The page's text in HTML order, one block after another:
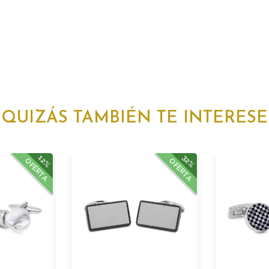
QUIZÁS TAMBIÉN TE INTERESE
12%
OFERTA 32%
OFERTA